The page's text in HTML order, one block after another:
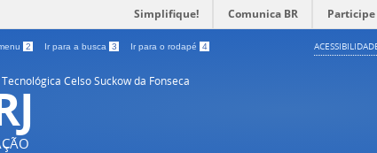
Simplifique! Comunica BR Participe
2 Ir para a busca 3 Ir para o rodapé 4
Celso Suckow da Fonseca